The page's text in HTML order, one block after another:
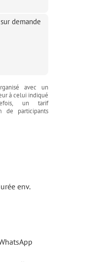
sur demande
avec un
à celui indiqué
un tarif
de participants
env.